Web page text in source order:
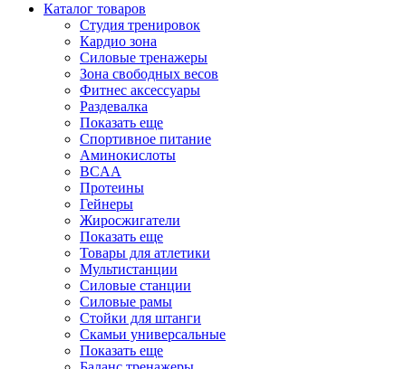
Каталог товаров
Студия тренировок
Кардио зона
Силовые тренажеры
Зона свободных весов
Фитнес аксессуары
Раздевалка
Показать еще
Спортивное питание
Аминокислоты
BCAA
Протеины
Гейнеры
Жиросжигатели
Показать еще
Товары для атлетики
Мультистанции
Силовые станции
Силовые рамы
Стойки для штанги
Скамьи универсальные
Показать еще